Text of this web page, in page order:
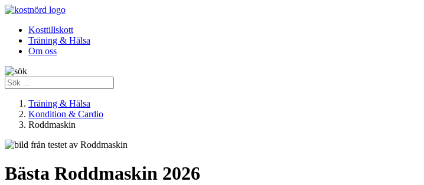
Kosttillskott
Träning & Hälsa
Om oss
Träning & Hälsa
Kondition & Cardio
Roddmaskin
Bästa Roddmaskin 2026